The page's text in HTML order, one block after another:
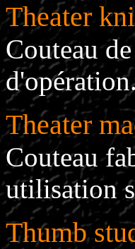
Theater
Couteau
Theater
Couteau
utilisation
Thumb